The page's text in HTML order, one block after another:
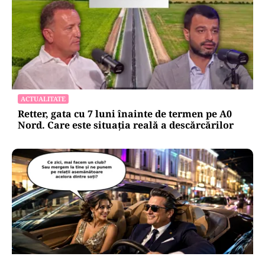
ACTUALITATE
Retter, gata cu 7 luni înainte de termen pe A0
Nord. Care este situația reală a descărcărilor